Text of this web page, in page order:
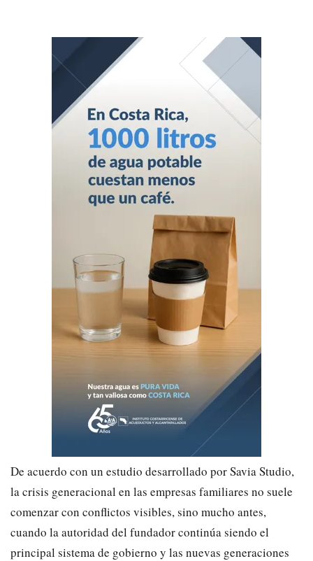
De acuerdo con un estudio desarrollado por Savia Studio,
la crisis generacional en las empresas familiares no suele
comenzar con conflictos visibles, sino mucho antes,
cuando la autoridad del fundador continúa siendo el
principal sistema de gobierno y las nuevas generaciones